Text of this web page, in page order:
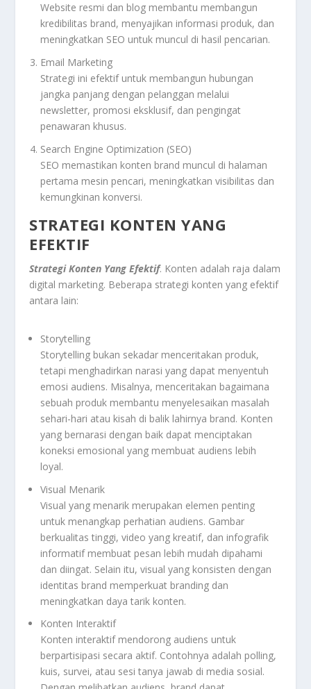
Website resmi dan blog membantu membangun
kredibilitas brand, menyajikan informasi produk, dan
meningkatkan SEO untuk muncul di hasil pencarian.
Email Marketing
Strategi ini efektif untuk membangun hubungan
jangka panjang dengan pelanggan melalui
newsletter, promosi eksklusif, dan pengingat
penawaran khusus.
Search Engine Optimization (SEO)
SEO memastikan konten brand muncul di halaman
pertama mesin pencari, meningkatkan visibilitas dan
kemungkinan konversi.
STRATEGI KONTEN YANG
EFEKTIF
Strategi Konten Yang Efektif. Konten adalah raja dalam
digital marketing. Beberapa strategi konten yang efektif
antara lain:
Storytelling
Storytelling bukan sekadar menceritakan produk,
tetapi menghadirkan narasi yang dapat menyentuh
emosi audiens. Misalnya, menceritakan bagaimana
sebuah produk membantu menyelesaikan masalah
sehari-hari atau kisah di balik lahirnya brand. Konten
yang bernarasi dengan baik dapat menciptakan
koneksi emosional yang membuat audiens lebih
loyal.
Visual Menarik
Visual yang menarik merupakan elemen penting
untuk menangkap perhatian audiens. Gambar
berkualitas tinggi, video yang kreatif, dan infografik
informatif membuat pesan lebih mudah dipahami
dan diingat. Selain itu, visual yang konsisten dengan
identitas brand memperkuat branding dan
meningkatkan daya tarik konten.
Konten Interaktif
Konten interaktif mendorong audiens untuk
berpartisipasi secara aktif. Contohnya adalah polling,
kuis, survei, atau sesi tanya jawab di media sosial.